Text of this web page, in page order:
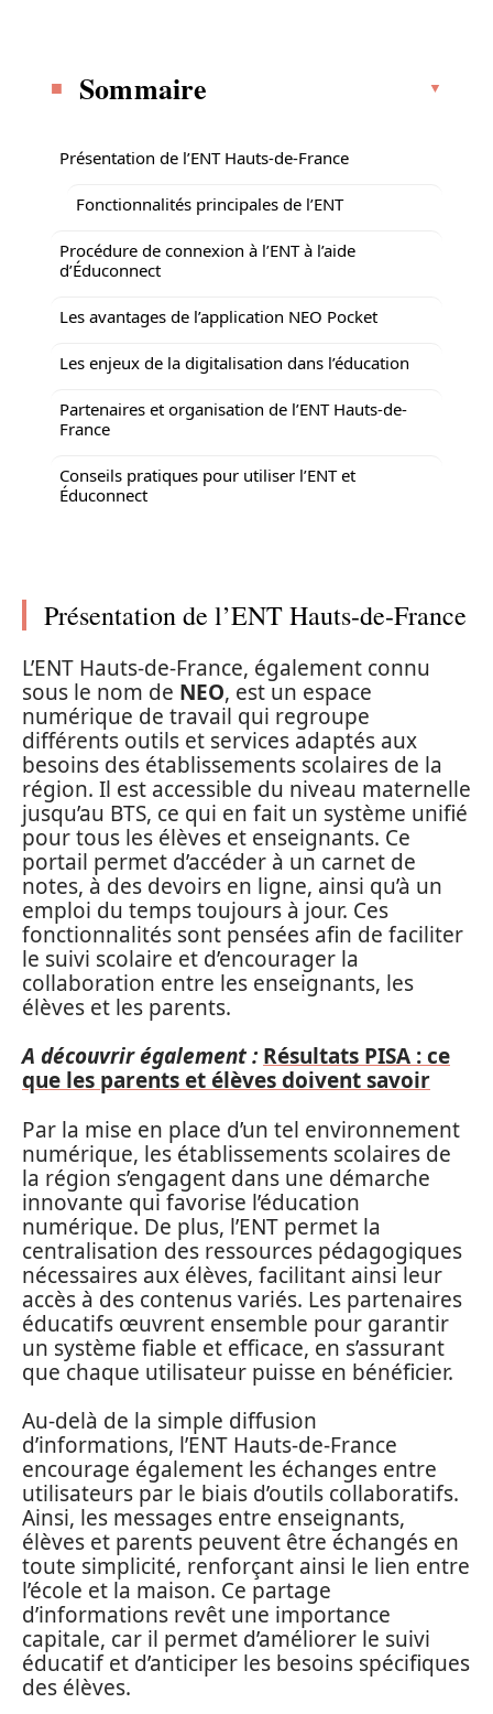
Sommaire
Présentation de l’ENT Hauts-de-France
Fonctionnalités principales de l’ENT
Procédure de connexion à l’ENT à l’aide
d’Éduconnect
Les avantages de l’application NEO Pocket
Les enjeux de la digitalisation dans l’éducation
Partenaires et organisation de l’ENT Hauts-de-
France
Conseils pratiques pour utiliser l’ENT et
Éduconnect
Présentation de l’ENT Hauts-de-France
L’ENT Hauts-de-France, également connu
sous le nom de NEO, est un espace
numérique de travail qui regroupe
différents outils et services adaptés aux
besoins des établissements scolaires de la
région. Il est accessible du niveau maternelle
jusqu’au BTS, ce qui en fait un système unifié
pour tous les élèves et enseignants. Ce
portail permet d’accéder à un carnet de
notes, à des devoirs en ligne, ainsi qu’à un
emploi du temps toujours à jour. Ces
fonctionnalités sont pensées afin de faciliter
le suivi scolaire et d’encourager la
collaboration entre les enseignants, les
élèves et les parents.
A découvrir également : Résultats PISA : ce
que les parents et élèves doivent savoir
Par la mise en place d’un tel environnement
numérique, les établissements scolaires de
la région s’engagent dans une démarche
innovante qui favorise l’éducation
numérique. De plus, l’ENT permet la
centralisation des ressources pédagogiques
nécessaires aux élèves, facilitant ainsi leur
accès à des contenus variés. Les partenaires
éducatifs œuvrent ensemble pour garantir
un système fiable et efficace, en s’assurant
que chaque utilisateur puisse en bénéficier.
Au-delà de la simple diffusion
d’informations, l’ENT Hauts-de-France
encourage également les échanges entre
utilisateurs par le biais d’outils collaboratifs.
Ainsi, les messages entre enseignants,
élèves et parents peuvent être échangés en
toute simplicité, renforçant ainsi le lien entre
l’école et la maison. Ce partage
d’informations revêt une importance
capitale, car il permet d’améliorer le suivi
éducatif et d’anticiper les besoins spécifiques
des élèves.